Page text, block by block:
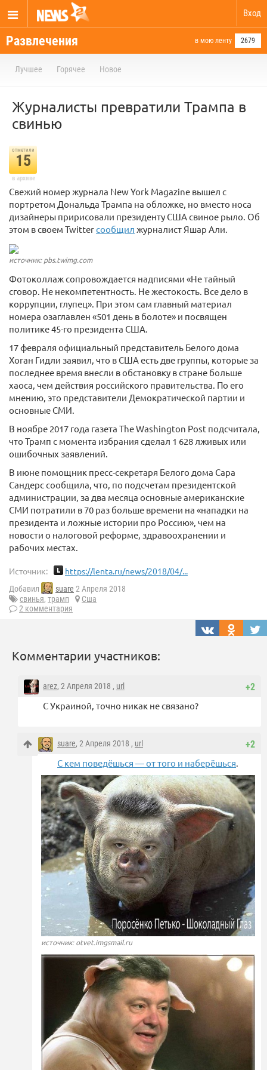
Вход
Развлечения в мою ленту 2679
Лучшее Горячее Новое
Журналисты превратили Трампа в
свинью
отметили
15
в архиве
Свежий номер журнала New York Magazine вышел с
портретом Дональда Трампа на обложке, но вместо носа
дизайнеры пририсовали президенту США свиное рыло. Об
этом в своем Twitterсообщил журналист Яшар Али.
источник: pbs.twimg.com
Фотоколлаж сопровождается надписями «Не тайный
сговор. Не некомпетентность. Не жестокость. Все дело в
коррупции, глупец». При этом сам главный материал
номера озаглавлен «501 день в болоте» и посвящен
политике 45-го президента США.
17 февраля официальный представитель Белого дома
Хоган Гидли заявил, что в США есть две группы, которые за
последнее время внесли в обстановку в стране больше
хаоса, чем действия российского правительства. По его
мнению, это представители Демократической партии и
основные СМИ.
В ноябре 2017 года газета The Washington Post подсчитала,
что Трамп с момента избрания сделал 1 628 лживых или
ошибочных заявлений.
В июне помощник пресс-секретаря Белого дома Сара
Сандерс сообщила, что, по подсчетам президентской
администрации, за два месяца основные американские
СМИ потратили в 70 раз больше времени на «нападки на
президента и ложные истории про Россию», чем на
новости о налоговой реформе, здравоохранении и
рабочих местах.
Источник: https://lenta.ru/news/2018/04/...
Добавил suare 2 Апреля 2018
свинья, трамп
Сша
2 комментария
Комментарии участников:
+2
arez, 2 Апреля 2018 , url
С Украиной, точно никак не связано?
+2
suare, 2 Апреля 2018 , url
С кем поведёшься — от того и наберёшься.
источник: otvet.imgsmail.ru